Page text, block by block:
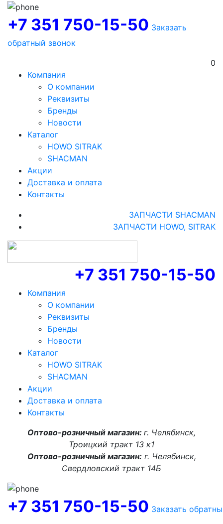
+7 351 750-15-50 Заказать
обратный звонок
0
Компания
О компании
Реквизиты
Бренды
Новости
Каталог
HOWO SITRAK
SHACMAN
Акции
Доставка и оплата
Контакты
ЗАПЧАСТИ SHACMAN
ЗАПЧАСТИ HOWO, SITRAK
+7 351 750-15-50
Компания
О компании
Реквизиты
Бренды
Новости
Каталог
HOWO SITRAK
SHACMAN
Акции
Доставка и оплата
Контакты
Оптово-розничный магазин: г. Челябинск,
Троицкий тракт 13 к1
Оптово-розничный магазин:г. Челябинск,
Свердловский тракт 14Б
+7 351 750-15-50 Заказать